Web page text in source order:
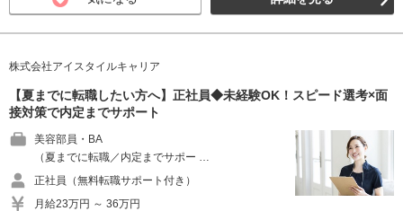
株式会社アイスタイルキャリア
【夏までに転職したい方へ】正社員◆未経験OK！スピード選考×面
接対策で内定までサポート
美容部員・BA
（夏までに転職／内定までサポー …
正社員（無料転職サポート付き）
月給23万円 ～ 36万円